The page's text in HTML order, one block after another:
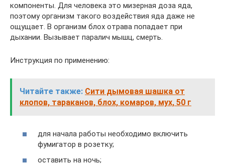
компоненты. Для человека это мизерная доза яда,
поэтому организм такого воздействия яда даже не
ощущает. В организм блох отрава попадает при
дыхании. Вызывает паралич мышц, смерть.
Инструкция по применению:
Читайте также: Сити дымовая шашка от
клопов, тараканов, блох, комаров, мух, 50 г
для начала работы необходимо включить
фумигатор в розетку;
оставить на ночь;